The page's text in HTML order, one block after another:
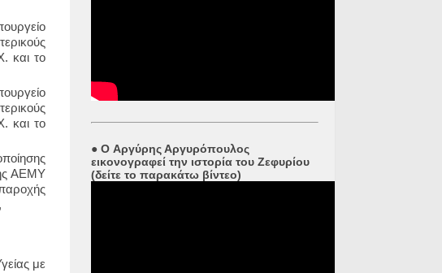
και το
και το
ΑΕΜΥ
με
● O Αργύρης Αργυρόπουλος
εικονογραφεί την ιστορία του Ζεφυρίου
(δείτε το παρακάτω βίντεο)